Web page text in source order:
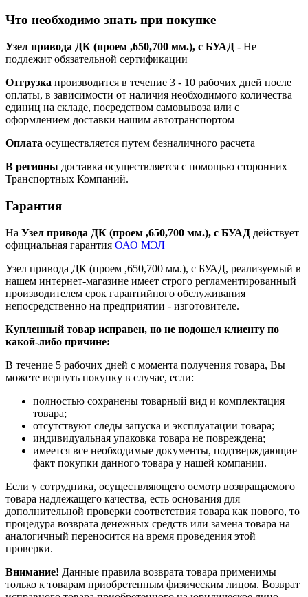
Что необходимо знать при покупке
Узел привода ДК (проем ,650,700 мм.), с БУАД - Не
подлежит обязательной сертификации
Отгрузка производится в течение 3 - 10 рабочих дней после
оплаты, в зависимости от наличия необходимого количества
единиц на складе, посредством самовывоза или с
оформлением доставки нашим автотранспортом
Оплата осуществляется путем безналичного расчета
В регионы доставка осуществляется с помощью сторонних
Транспортных Компаний.
Гарантия
На Узел привода ДК (проем ,650,700 мм.), с БУАД действует
официальная гарантия ОАО МЭЛ
Узел привода ДК (проем ,650,700 мм.), с БУАД, реализуемый в
нашем интернет-магазине имеет строго регламентированный
производителем срок гарантийного обслуживания
непосредственно на предприятии - изготовителе.
Купленный товар исправен, но не подошел клиенту по
какой-либо причине:
В течение 5 рабочих дней с момента получения товара, Вы
можете вернуть покупку в случае, если:
полностью сохранены товарный вид и комплектация
товара;
отсутствуют следы запуска и эксплуатации товара;
индивидуальная упаковка товара не повреждена;
имеется все необходимые документы, подтверждающие
факт покупки данного товара у нашей компании.
Если у сотрудника, осуществляющего осмотр возвращаемого
товара надлежащего качества, есть основания для
дополнительной проверки соответствия товара как нового, то
процедура возврата денежных средств или замена товара на
аналогичный переносится на время проведения этой
проверки.
Внимание! Данные правила возврата товара применимы
только к товарам приобретенным физическим лицом. Возврат